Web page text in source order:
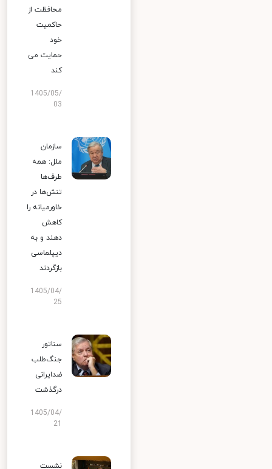
محافظت از
حاکمیت
خود
حمایت می
کند
1405/05/
03
سازمان
ملل: همه
طرف‌ها
تنش‌ها در
خاورمیانه را
کاهش
دهند و به
دیپلماسی
بازگردند
1405/04/
25
سناتور
جنگ‌طلب
ضدایرانی
درگذشت
1405/04/
نشست